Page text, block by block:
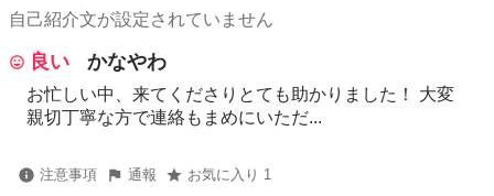
自己紹介文が設定されていません
良い かなやわ
お忙しい中、来てくださりとても助かりました！ 大変
親切丁寧な方で連絡もまめにいただ...
注意事項 通報 お気に入り 1